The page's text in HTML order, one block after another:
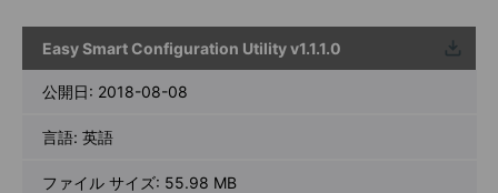
Easy Smart Configuration Utility v1.1.1.0
ウンロ
ード
公開日: 2018-08-08
言語: 英語
ファイル サイズ: 55.98 MB